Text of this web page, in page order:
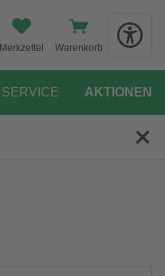
Merkzettel Warenkorb
SERVICE AKTIONEN